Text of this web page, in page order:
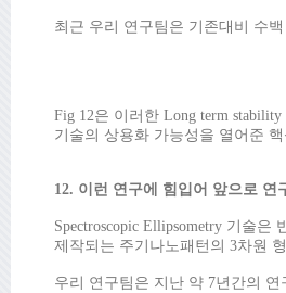
최근 우리 연구팀은 기존대비 수
Fig 12은 이러한 Long term
기술의 상용화 가능성을 열어준
12. 이런 연구에 힘입어 앞으로
Spectroscopic Ellipsometry 기술은
제작되는 주기나노패턴의 3차원
우리 연구팀은 지난 약 7년간의